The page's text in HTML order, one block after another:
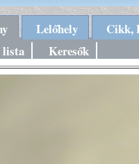
Lelőhely Cikk,
lista Keresők